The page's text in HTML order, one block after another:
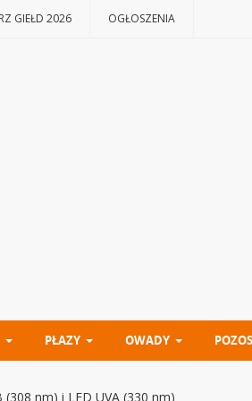
GIEŁD 2026 OGŁOSZENIA
PŁAZY OWADY
nm) i LED UVA (330 nm)